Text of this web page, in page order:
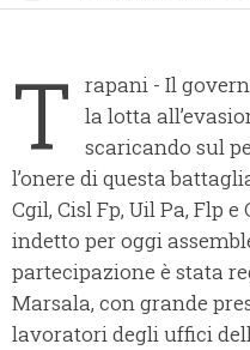
T
rapani - Il
la lotta
scaricando sul
l’onere di questa
Cgil, Cisl Fp, Uil Pa, Flp
indetto per oggi
partecipazione è stata
Marsala, con grande
lavoratori degli uffici